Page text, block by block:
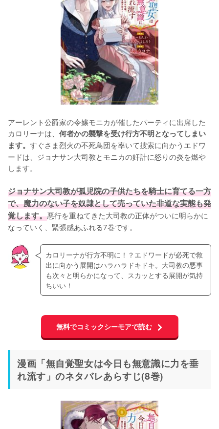
アーレント公爵家の令嬢モニカが催したパーティに出席した
カロリーナは、 何者かの襲撃を受け行方不明となってしまい
ます。 すぐさま烈火の不死鳥団を率いて捜索に向かうエドワ
ードは、ジョナサン大司教とモニカの奸計に怒りの炎を燃や
します。
ジョナサン大司教が孤児院の子供たちを騎士に育てる一方
で、魔力のない子を奴隷として売っていた非道な実態も発
覚します。悪行を重ねてきた大司教の正体がついに明らかに
なっていく、緊張感あふれる7巻です。
カロリーナが行方不明に！？エドワードが必死で救
出に向かう展開はハラハラドキドキ。大司教の悪事
も次々と明らかになって、スカッとする展開が気持
ちいい！
無料でコミックシーモアで読む
漫画「無自覚聖女は今日も無意識に力を垂
れ流す」のネタバレあらすじ(8巻)